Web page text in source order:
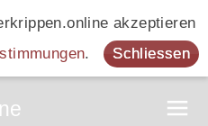
akzeptieren
. Schliessen